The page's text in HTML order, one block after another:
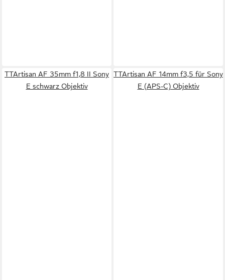
TTArtisan AF 35mm f1,8 II Sony
E schwarz Objektiv
TTArtisan AF 14mm f3,5 für Sony
E (APS-C) Objektiv